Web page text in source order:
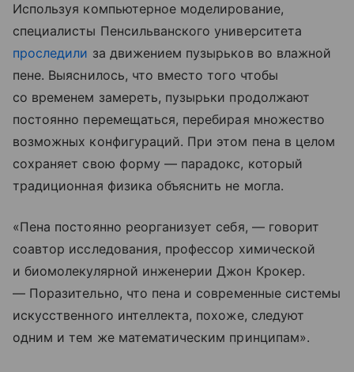
Используя компьютерное моделирование,
специалисты Пенсильванского университета
проследили за движением пузырьков во влажной
пене. Выяснилось, что вместо того чтобы
со временем замереть, пузырьки продолжают
постоянно перемещаться, перебирая множество
возможных конфигураций. При этом пена в целом
сохраняет свою форму — парадокс, который
традиционная физика объяснить не могла.
«Пена постоянно реорганизует себя, — говорит
соавтор исследования, профессор химической
и биомолекулярной инженерии Джон Крокер.
— Поразительно, что пена и современные системы
искусственного интеллекта, похоже, следуют
одним и тем же математическим принципам».